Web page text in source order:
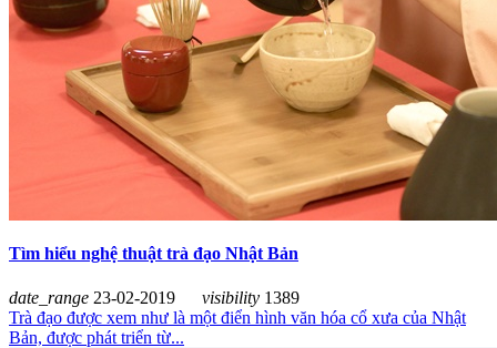
Tìm hiểu nghệ thuật trà đạo Nhật Bản
date_range 23-02-2019 visibility 1389
Trà đạo được xem như là một điển hình văn hóa cổ xưa của Nhật
Bản, được phát triển từ...